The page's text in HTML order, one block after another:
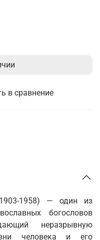
в сравнение
1958) — один из
богословов
неразрывную
человека и его